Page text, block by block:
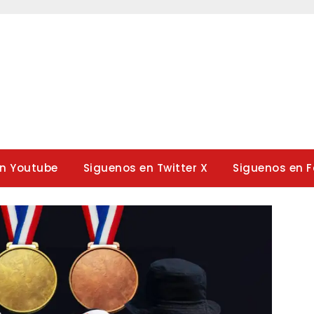
Youtube Siguenos en Twitter X Siguenos en